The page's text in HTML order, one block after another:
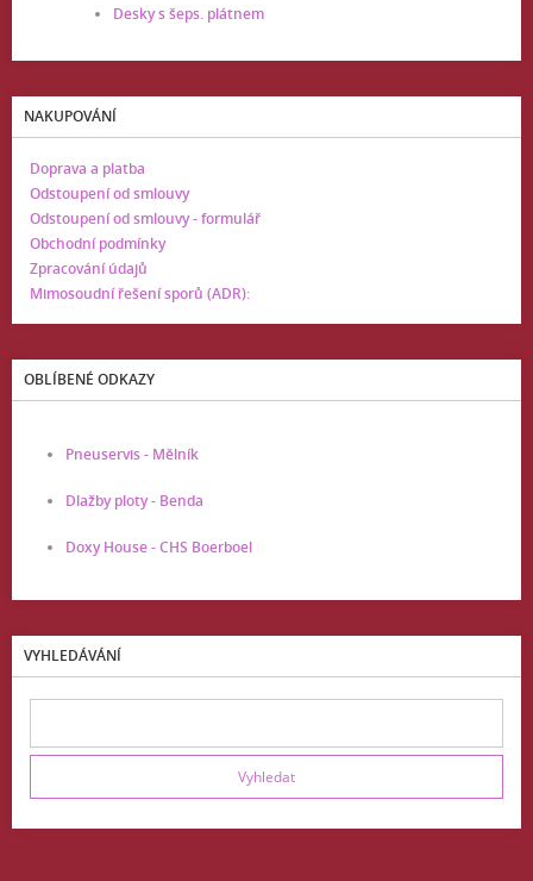
Desky s šeps. plátnem
NAKUPOVÁNÍ
Doprava a platba
Odstoupení od smlouvy
Odstoupení od smlouvy - formulář
Obchodní podmínky
Zpracování údajů
Mimosoudní řešení sporů (ADR):
OBLÍBENÉ ODKAZY
Pneuservis - Mělník
Dlažby ploty - Benda
Doxy House - CHS Boerboel
VYHLEDÁVÁNÍ